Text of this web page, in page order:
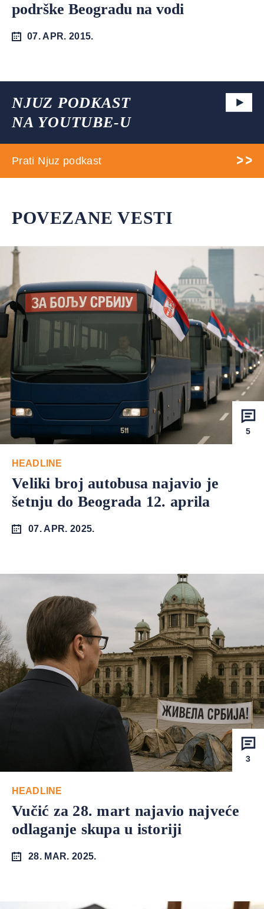
podrške Beogradu na vodi
07. APR. 2015.
NJUZ PODKAST
NA YOUTUBE-U
Prati Njuz podkast
POVEZANE VESTI
5
HEADLINE
Veliki broj autobusa najavio je
šetnju do Beograda 12. aprila
07. APR. 2025.
3
HEADLINE
Vučić za 28. mart najavio najveće
odlaganje skupa u istoriji
28. MAR. 2025.